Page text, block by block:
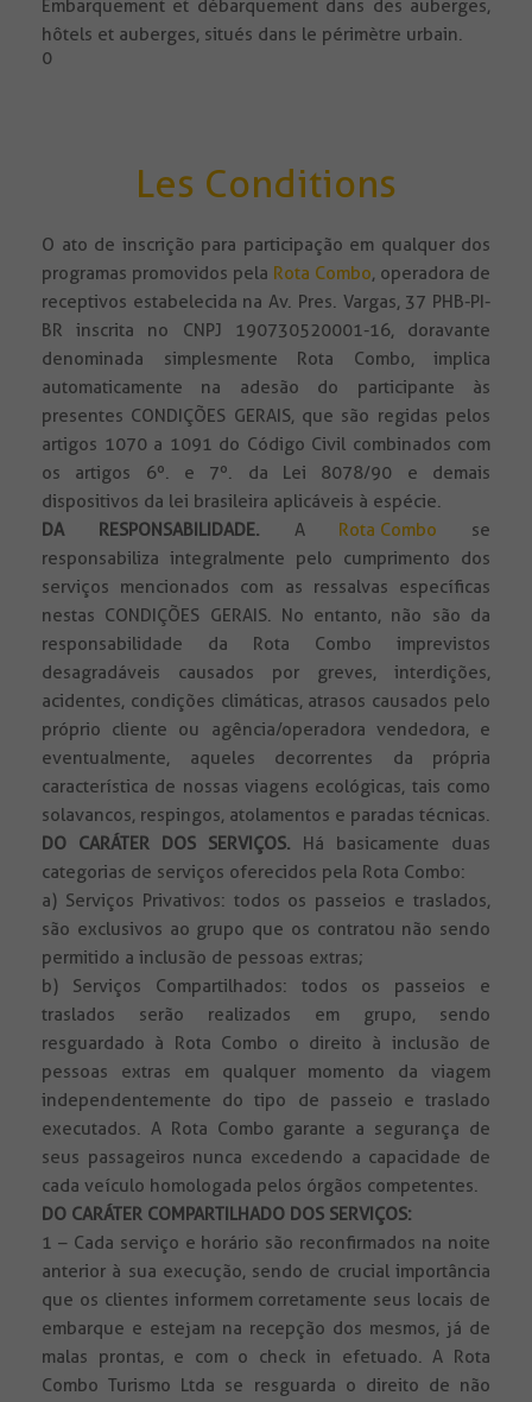
Embarquement et débarquement dans des auberges,
hôtels et auberges, situés dans le périmètre urbain.
0
Les Conditions
O ato de inscrição para participação em qualquer dos
programas promovidos pela Rota Combo, operadora de
receptivos estabelecida na Av. Pres. Vargas, 37 PHB-PI-
BR inscrita no CNPJ 190730520001-16, doravante
denominada simplesmente Rota Combo, implica
automaticamente na adesão do participante às
presentes CONDIÇÕES GERAIS, que são regidas pelos
artigos 1070 a 1091 do Código Civil combinados com
os artigos 6º. e 7º. da Lei 8078/90 e demais
dispositivos da lei brasileira aplicáveis à espécie.
DA RESPONSABILIDADE. A Rota Combo se
responsabiliza integralmente pelo cumprimento dos
serviços mencionados com as ressalvas específicas
nestas CONDIÇÕES GERAIS. No entanto, não são da
responsabilidade da Rota Combo imprevistos
desagradáveis causados por greves, interdições,
acidentes, condições climáticas, atrasos causados pelo
próprio cliente ou agência/operadora vendedora, e
eventualmente, aqueles decorrentes da própria
característica de nossas viagens ecológicas, tais como
solavancos, respingos, atolamentos e paradas técnicas.
DO CARÁTER DOS SERVIÇOS. Há basicamente duas
categorias de serviços oferecidos pela Rota Combo:
a) Serviços Privativos: todos os passeios e traslados,
são exclusivos ao grupo que os contratou não sendo
permitido a inclusão de pessoas extras;
b) Serviços Compartilhados: todos os passeios e
traslados serão realizados em grupo, sendo
resguardado à Rota Combo o direito à inclusão de
pessoas extras em qualquer momento da viagem
independentemente do tipo de passeio e traslado
executados. A Rota Combo garante a segurança de
seus passageiros nunca excedendo a capacidade de
cada veículo homologada pelos órgãos competentes.
DO CARÁTER COMPARTILHADO DOS SERVIÇOS:
1 – Cada serviço e horário são reconfirmados na noite
anterior à sua execução, sendo de crucial importância
que os clientes informem corretamente seus locais de
embarque e estejam na recepção dos mesmos, já de
malas prontas, e com o check in efetuado. A Rota
Combo Turismo Ltda se resguarda o direito de não